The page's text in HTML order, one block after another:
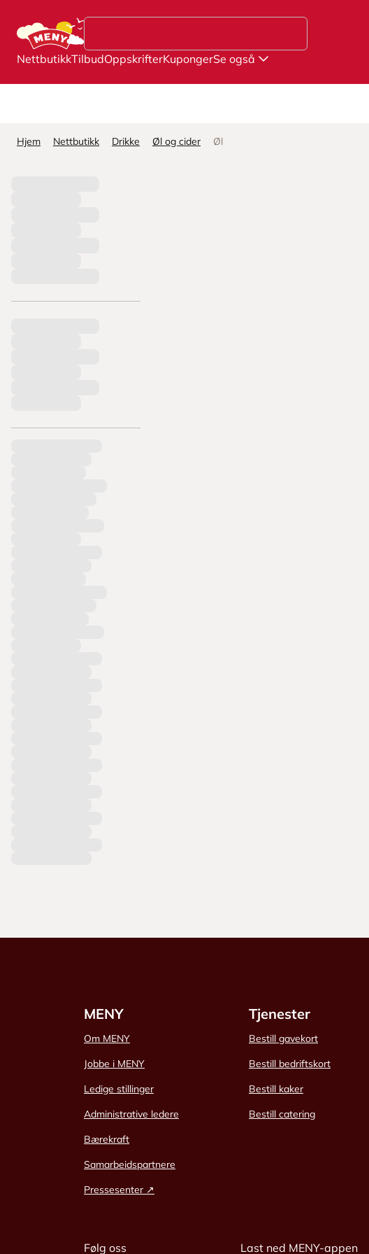
NettbutikkTilbudOppskrifterKupongerSe også
Hjem Nettbutikk Drikke Øl og cider Øl
MENY
Om MENY
Jobbe i MENY
Ledige stillinger
Administrative ledere
Bærekraft
Samarbeidspartnere
Pressesenter ↗
Tjenester
Bestill gavekort
Bestill bedriftskort
Bestill kaker
Bestill catering
Følg oss Last ned MENY-appen